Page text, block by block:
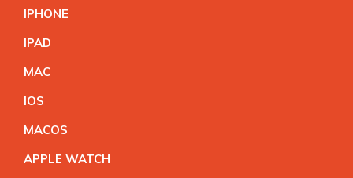
IPHONE
IPAD
MAC
IOS
MACOS
APPLE WATCH